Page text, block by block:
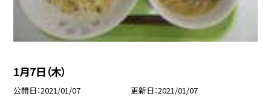
1月7日（木）
公開日 2021/01/07 更新日 2021/01/07